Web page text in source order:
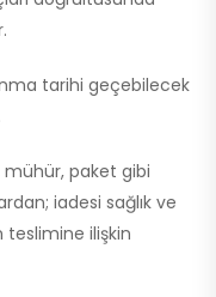
tarihi geçebilecek
paket gibi
iadesi sağlık ve
teslimine ilişkin